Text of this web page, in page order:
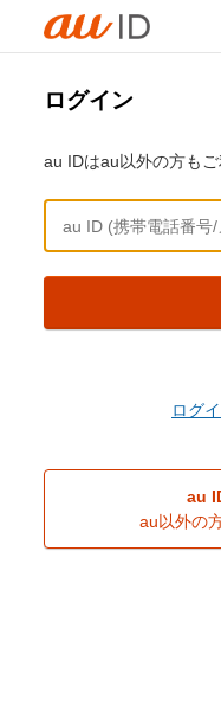
ログイン
au IDはau以外の方もご
ログ
au
au以外の